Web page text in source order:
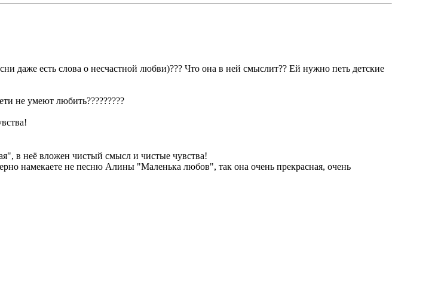
даже есть слова о несчастной любви)??? Что она в ней смыслит?? Ей нужно петь детские
не умеют любить?????????
в неë вложен чистый смысл и чистые чувства!
намекаете не песню Алины "Маленька любов", так она очень прекрасная, очень